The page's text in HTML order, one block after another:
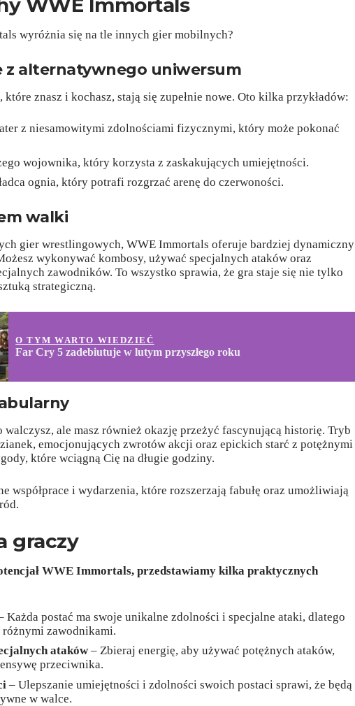
WWE Immortals
wyróżnia się na tle innych gier mobilnych?
z alternatywnego uniwersum
znasz i kochasz, stają się zupełnie nowe. Oto kilka przykładów:
z niesamowitymi zdolnościami fizycznymi, który może pokonać
wojownika, który korzysta z zaskakujących umiejętności.
ognia, który potrafi rozgrzać arenę do czerwoności.
walki
gier wrestlingowych, WWE Immortals oferuje bardziej dynamiczny
wykonywać kombosy, używać specjalnych ataków oraz
zawodników. To wszystko sprawia, że gra staje się nie tylko
strategiczną.
O TYM WARTO WIEDZIEĆ
Far Cry 5 zadebiutuje w lutym przyszłego roku
ale masz również okazję przeżyć fascynującą historię. Tryb
emocjonujących zwrotów akcji oraz epickich starć z potężnymi
które wciągną Cię na długie godziny.
współprace i wydarzenia, które rozszerzają fabułę oraz umożliwiają
graczy
WWE Immortals, przedstawiamy kilka praktycznych
Każda postać ma swoje unikalne zdolności i specjalne ataki, dlatego
zawodnikami.
ataków – Zbieraj energię, aby używać potężnych ataków,
przeciwnika.
– Ulepszanie umiejętności i zdolności swoich postaci sprawi, że będą
w walce.